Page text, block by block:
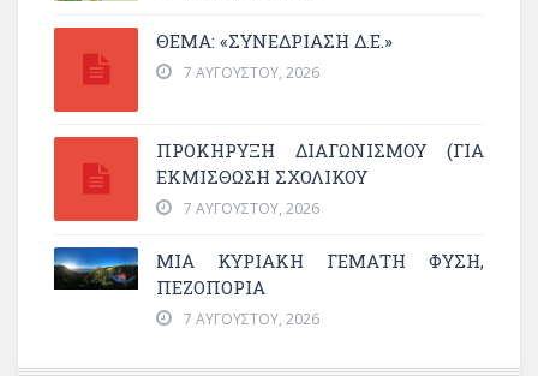
ΘΕΜΑ: «ΣΥΝΕΔΡΊΑΣΗ Δ.Ε.»
7 ΑΥΓΟΎΣΤΟΥ, 2026
ΠΡΟΚΗΡΥΞΗ ΔΙΑΓΩΝΙΣΜΟΥ (ΓΙΑ
ΕΚΜΊΣΘΩΣΗ ΣΧΟΛΙΚΟΎ
7 ΑΥΓΟΎΣΤΟΥ, 2026
ΜΙΑ ΚΥΡΙΑΚΉ ΓΕΜΆΤΗ ΦΎΣΗ,
ΠΕΖΟΠΟΡΊΑ
7 ΑΥΓΟΎΣΤΟΥ, 2026